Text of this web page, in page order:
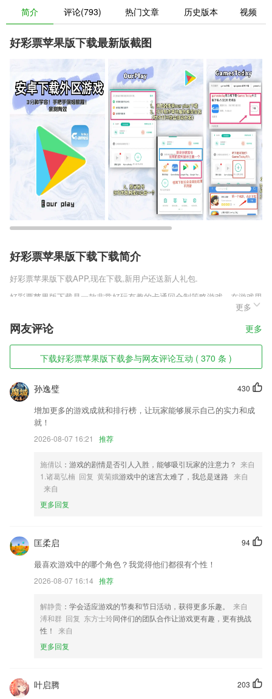
简介 评论(793) 热门文章 历史版本 视频
好彩票苹果版下载最新版截图
好彩票苹果版下载下载简介
好彩票苹果版下载APP,现在下载,新用户还送新人礼包.
好彩票苹果版下载是一款非常好玩有趣的卡通回合制策略游戏，在游戏里
你扮演一位喜欢探索的冒险家，在这里你使用五行元素来进行战斗，游戏
中的装备你需要击杀各种怪物来获得，一路过关斩将你才能解锁更多的关
卡和玩法，获得的武器中可能含有元素的属性。
好彩票苹果版下载软件特色
1,【录屏精灵】有声录屏精灵,截屏+录屏二合一,手游视界录屏社区,专业
的屏幕录制大师;
2,明码标价，价格优惠，手机预订，五天包退换，你可以根据自己的需求
挑选喜欢的车辆。
3,所有的医疗服务都可以直接在线进行预约，看病更加的高效
5,这里拥有非常全面的诗词库内容，学生就能在线快速复习了。
6,新闻动态：各类新闻动态以最快的方式传达给你
1.经典教材：走遍美国、赖世雄、新东方等丰富教材；
2.儿童练练看游戏，非常炫丽的声效效果。
3.遵循中国孩子年龄特点，自然融入计算机、生物、音乐、运动等跨领域
4.循序渐进激发培养孩子想象力和逻辑思维，自主探索科创原理
5.你可以通过左右划动的方式来进行操作学习诸多知识内容;
6.手机也可以轻松做作业。
可以调节首页字体颜色和首页背景颜色
更多
网友评论 更多
下载好彩票苹果版下载参与网友评论互动 ( 370 条 )
430
孙逸璧
增加更多的游戏成就和排行榜，让玩家能够展示自己的实力和成
就！
2026-08-07 16:21 推荐
施倩以 ：游戏的剧情是否引人入胜，能够吸引玩家的注意力？ 来自
1.诸葛弘楠 回复 黄菊娥游戏中的迷宫太难了，我总是迷路 来自
来自
更多回复
94
匡柔启
最喜欢游戏中的哪个角色？我觉得他们都很有个性！
2026-08-07 16:14 推荐
解静贵 ：学会适应游戏的节奏和节日活动，获得更多乐趣。
来自
溥和群 回复 东方士玲同伴们的团队合作让游戏更有趣，更有挑战
性！
来自
更多回复
203
叶启腾